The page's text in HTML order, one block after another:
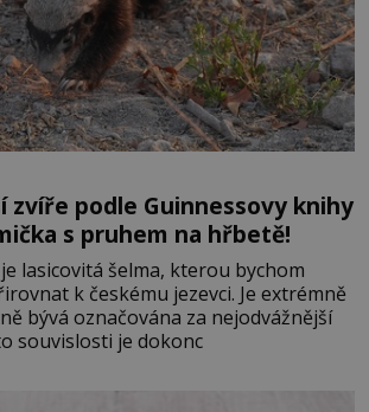
zvíře podle Guinnessovy knihy
s pruhem na hřbetě!
lasicovitá šelma, kterou bychom
k českému jezevci. Je extrémně
bývá označována za nejodvážnější
souvislosti je dokonc